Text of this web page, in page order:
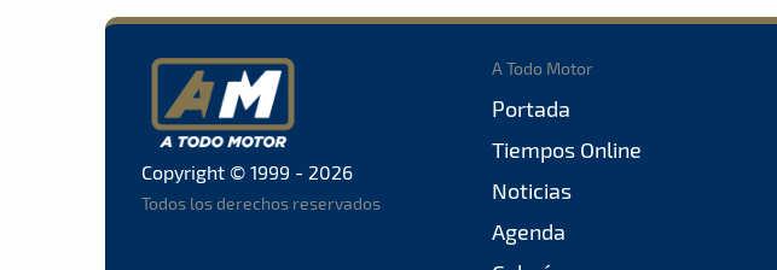
Copyright © 1999 - 2026
Todos los derechos reservados
A Todo Motor
Portada
Tiempos Online
Noticias
Agenda